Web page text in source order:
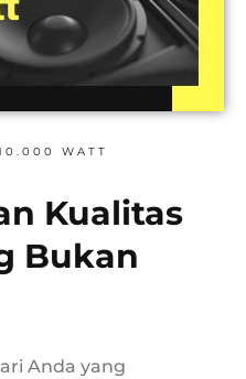
WATT
Kualitas
Bukan
Anda yang